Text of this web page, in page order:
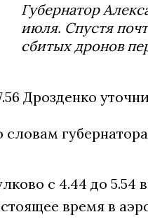
Губернатор
июля. Спустя
сбитых дронов
Дрозденко
словам
с 4.44 до
время в